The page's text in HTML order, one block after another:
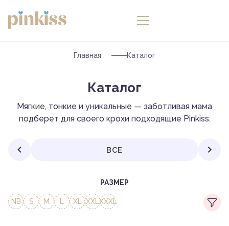
Главная Каталог
Каталог
Мягкие, тонкие и уникальные — заботливая мама
подберет для своего крохи подходящие Pinkiss.
ВСЕ
РАЗМЕР
NB S M XL XXL XXXL